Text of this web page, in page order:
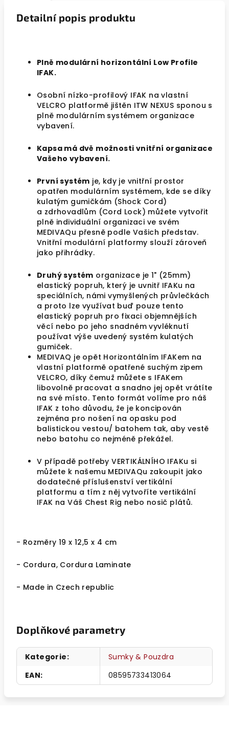
Detailní popis produktu
Plně modulární horizontální Low Profile
IFAK.
Osobní nízko-profilový IFAK na vlastní
VELCRO platformě jištěn ITW NEXUS sponou s
plně modulárním systémem organizace
vybavení.
Kapsa má dvě možnosti vnitřní organizace
Vašeho vybavení.
První systém je, kdy je vnitřní prostor
opatřen modulárním systémem, kde se díky
kulatým gumičkám (Shock Cord)
a zdrhovadlům (Cord Lock) můžete vytvořit
plně individuální organizaci ve svém
MEDIVAQu přesně podle Vašich představ.
Vnitřní modulární platformy slouží zároveň
jako přihrádky.
Druhý systém organizace je 1" (25mm)
elastický popruh, který je uvnitř IFAKu na
speciálních, námi vymyšlených průvlečkách
a proto lze využívat buď pouze tento
elastický popruh pro fixaci objemnějších
věcí nebo po jeho snadném vyvléknutí
používat výše uvedený systém kulatých
gumiček.
MEDIVAQ je opět Horizontálním IFAKem na
vlastní platformě opatřené suchým zipem
VELCRO, díky čemuž můžete s IFAKem
libovolně pracovat a snadno jej opět vrátíte
na své místo. Tento formát volíme pro náš
IFAK z toho důvodu, že je koncipován
zejména pro nošení na opasku pod
balistickou vestou/ batohem tak, aby vestě
nebo batohu co nejméně překážel.
V případě potřeby VERTIKÁLNÍHO IFAKu si
můžete k našemu MEDIVAQu zakoupit jako
dodatečné příslušenství vertikální
platformu a tím z něj vytvoříte vertikální
IFAK na Váš Chest Rig nebo nosič plátů.
- Rozměry 19 x 12,5 x 4 cm
- Cordura, Cordura Laminate
- Made in Czech republic
Doplňkové parametry
Kategorie:
Sumky & Pouzdra
EAN: 08595733413064